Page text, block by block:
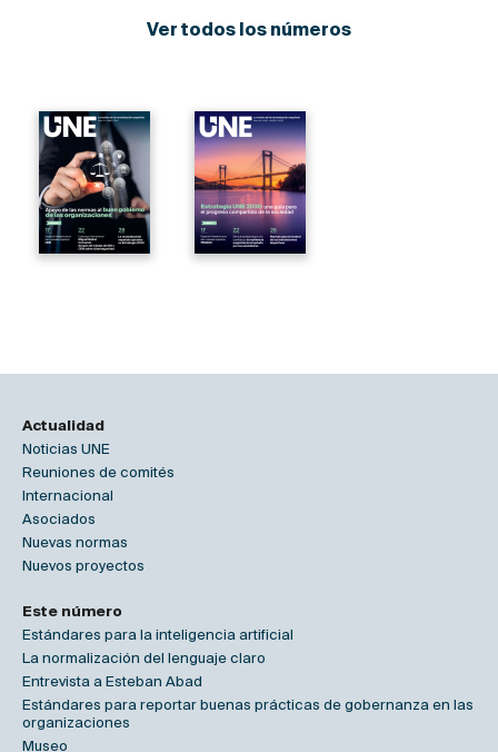
Ver todos los números
Actualidad
Noticias UNE
Reuniones de comités
Internacional
Asociados
Nuevas normas
Nuevos proyectos
Este número
Estándares para la inteligencia artificial
La normalización del lenguaje claro
Entrevista a Esteban Abad
Estándares para reportar buenas prácticas de gobernanza en las
organizaciones
Museo